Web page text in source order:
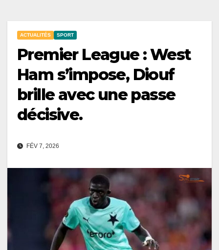
ACTUALITÉS SPORT
Premier League : West
Ham s’impose, Diouf
brille avec une passe
décisive.
FÉV 7, 2026